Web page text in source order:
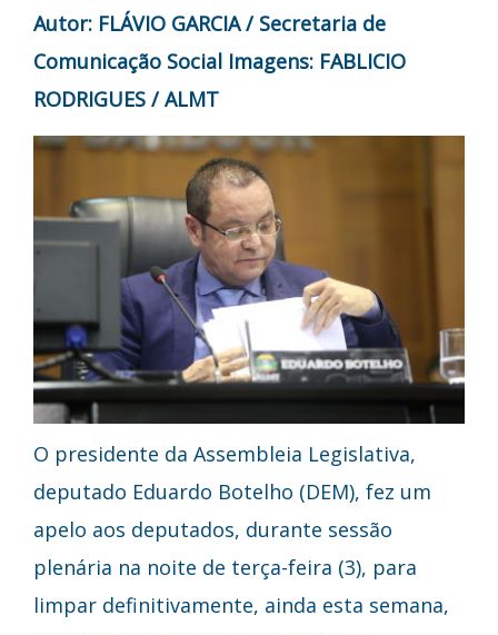
Autor: FLÁVIO GARCIA / Secretaria de
Comunicação Social Imagens: FABLICIO
RODRIGUES / ALMT
O presidente da Assembleia Legislativa,
deputado Eduardo Botelho (DEM), fez um
apelo aos deputados, durante sessão
plenária na noite de terça-feira (3), para
limpar definitivamente, ainda esta semana,